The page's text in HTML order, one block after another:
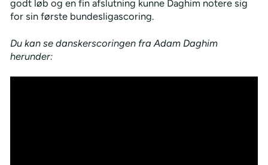
godt løb og en fin afslutning kunne Daghim notere sig
for sin første bundesligascoring.
Du kan se danskerscoringen fra Adam Daghim
herunder: